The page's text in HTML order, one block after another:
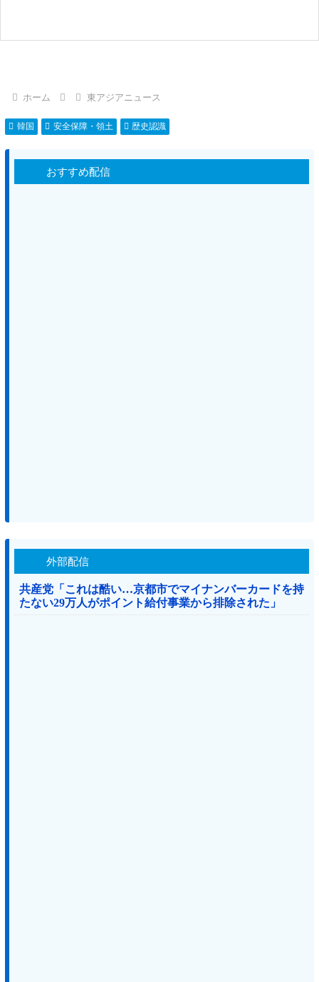
ホーム 東アジアニュース
韓国 安全保障・領土 歴史認識
おすすめ配信
外部配信
共産党「これは酷い…京都市でマイナンバーカードを持
たない29万人がポイント給付事業から排除された」